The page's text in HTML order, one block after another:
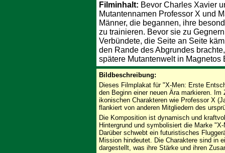
Filminhalt: Bevor Charles Xavier
Mutantennamen Professor X und
Männer, die begannen, ihre
zu trainieren. Bevor sie zu
Verbündete, die Seite an Seite
den Rande des Abgrundes
spätere Mutantenwelt in Magnetos
Bildbeschreibung:
Dieses Filmplakat für "X-Men: Erste
den Beginn einer neuen Ära markieren.
ikonischen Charakteren wie Professor X
flankiert von anderen Mitgliedern des
Die Komposition ist dynamisch und
Hintergrund und symbolisiert die Marke
Darüber schwebt ein futuristisches
Mission hindeutet. Die Charaktere sind in
dargestellt, was ihre Stärke und ihren